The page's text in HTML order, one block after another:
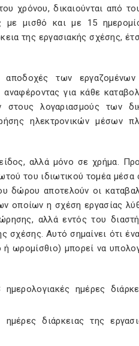
χρόνου, δικαιούνται από
με μισθό και με 15
της εργασιακής σχέσης,
των εργαζομένων
για κάθε
λογαριασμούς των
ηλεκτρονικών μέσων
αλλά μόνο σε χρήμα.
του ιδιωτικού τομέα μέσα
δώρου αποτελούν οι
οποίων η σχέση εργασίας
αλλά εντός του
σχέσης. Αυτό σημαίνει ότι
ή ωρομίσθιο) μπορεί να
ημέρες
διάρκειας της